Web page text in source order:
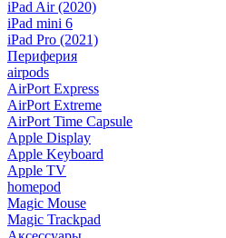
iPad Air (2020)
iPad mini 6
iPad Pro (2021)
Периферия
airpods
AirPort Express
AirPort Extreme
AirPort Time Capsule
Apple Display
Apple Keyboard
Apple TV
homepod
Magic Mouse
Magic Trackpad